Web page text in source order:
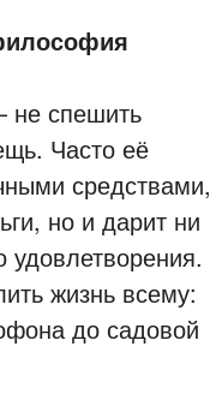
не спешить
Часто её
средствами,
но и дарит ни
удовлетворения.
жизнь всему:
до садовой